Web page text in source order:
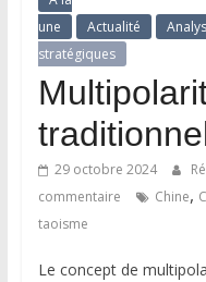
une
Actualité
stratégiques
29 octobre 2024
commentaire
Chine,
taoisme
Le concept de